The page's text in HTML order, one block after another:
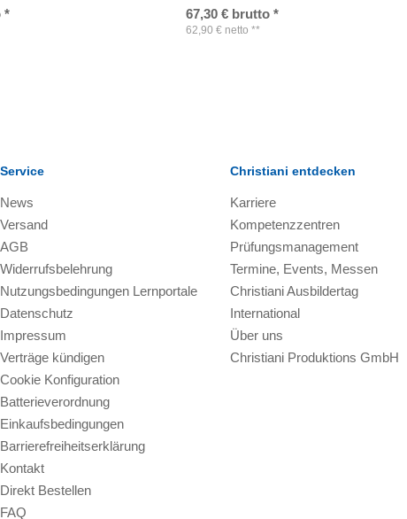
* 67,30 € brutto *
62,90 € netto **
Service
News
Versand
AGB
Widerrufsbelehrung
Nutzungsbedingungen Lernportale
Datenschutz
Impressum
Verträge kündigen
Cookie Konfiguration
Batterieverordnung
Einkaufsbedingungen
Barrierefreiheitserklärung
Kontakt
Direkt Bestellen
FAQ
Christiani entdecken
Karriere
Kompetenzzentren
Prüfungsmanagement
Termine, Events, Messen
Christiani Ausbildertag
International
Über uns
Christiani Produktions GmbH